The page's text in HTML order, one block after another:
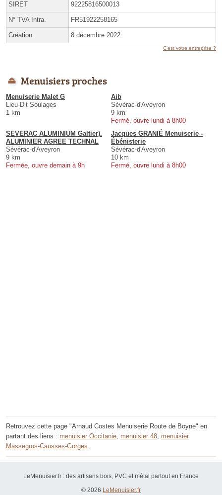
SIRET 92225816500013
N° TVA Intra. FR51922258165
Création 8 décembre 2022
C'est votre entreprise ?
Menuisiers proches
Menuiserie Malet G
Lieu-Dit Soulages
1 km
Aib
Sévérac-d'Aveyron
9 km
Fermé, ouvre lundi à 8h00
SEVERAC ALUMINIUM Galtier).
ALUMINIER AGREE TECHNAL
Sévérac-d'Aveyron
9 km
Fermée, ouvre demain à 9h
Jacques GRANIÉ Menuiserie -
Ébénisterie
Sévérac-d'Aveyron
10 km
Fermé, ouvre lundi à 8h00
Retrouvez cette page "Arnaud Costes Menuiserie Route de Boyne" en
partant des liens : menuisier Occitanie, menuisier 48, menuisier
Massegros-Causses-Gorges.
LeMenuisier.fr : des artisans bois, PVC et métal partout en France
© 2026 LeMenuisier.fr